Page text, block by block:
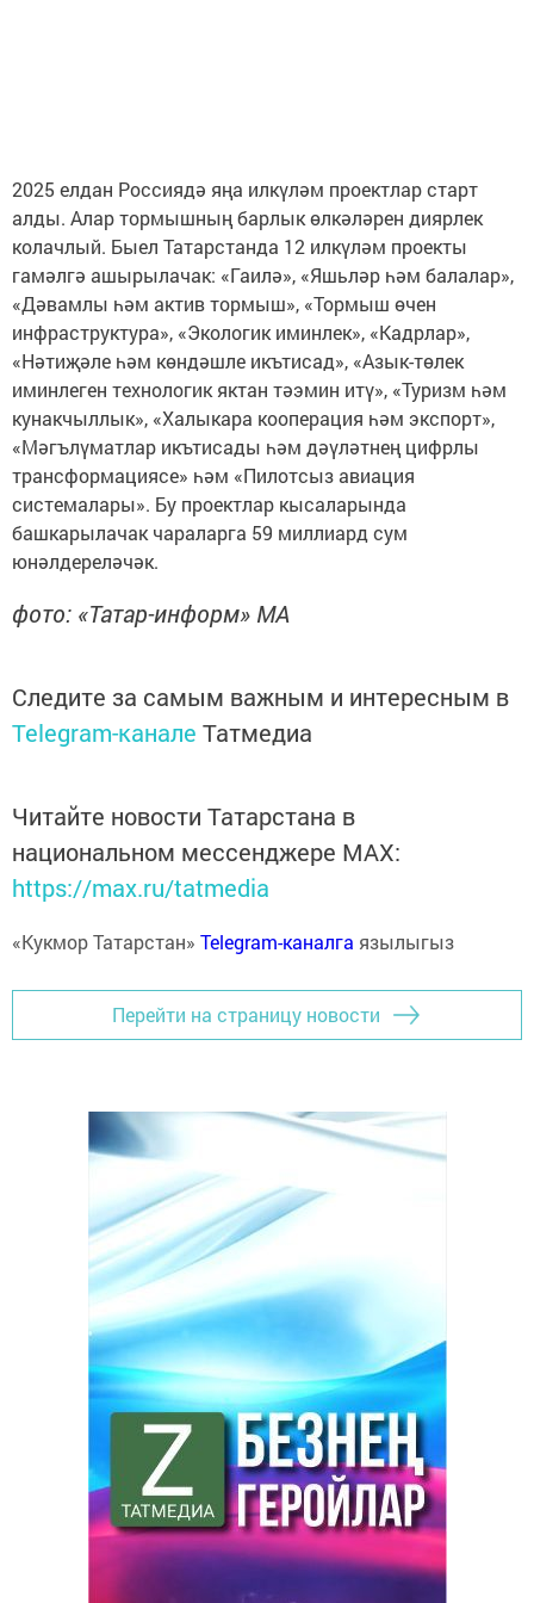
2025 елдан Россиядә яңа илкүләм проектлар старт
алды. Алар тормышның барлык өлкәләрен диярлек
колачлый. Быел Татарстанда 12 илкүләм проекты
гамәлгә ашырылачак: «Гаилә», «Яшьләр һәм балалар»,
«Дәвамлы һәм актив тормыш», «Тормыш өчен
инфраструктура», «Экологик иминлек», «Кадрлар»,
«Нәтиҗәле һәм көндәшле икътисад», «Азык-төлек
иминлеген технологик яктан тәэмин итү», «Туризм һәм
кунакчыллык», «Халыкара кооперация һәм экспорт»,
«Мәгълүматлар икътисады һәм дәүләтнең цифрлы
трансформациясе» һәм «Пилотсыз авиация
системалары». Бу проектлар кысаларында
башкарылачак чараларга 59 миллиард сум
юнәлдереләчәк.
фото: «Татар-информ» МА
Следите за самым важным и интересным в
Telegram-канале Татмедиа
Читайте новости Татарстана в
национальном мессенджере MАХ:
https://max.ru/tatmedia
«Кукмор Татарстан» Telegram-каналга язылыгыз
Перейти на страницу новости